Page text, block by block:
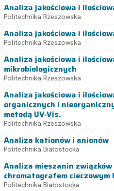
Analiza jakościowa i
Politechnika Rzeszowska
Analiza jakościowa i
Politechnika Rzeszowska
Analiza jakościowa i
mikrobiologicznych
Politechnika Rzeszowska
Analiza jakościowa i
organicznych i
metodą UV-Vis.
Politechnika Rzeszowska
Analiza kationów i anionów
Politechnika Białostocka
Analiza mieszanin związków
chromatografem cieczowym
Politechnika Białostocka